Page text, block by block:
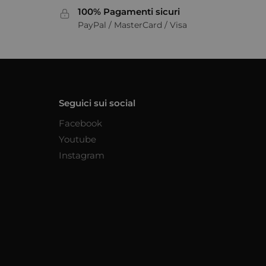
100% Pagamenti sicuri
PayPal / MasterCard / Visa
Seguici sui social
Facebook
Youtube
Instagram